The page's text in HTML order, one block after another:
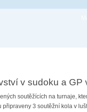
v sudoku a GP
soutěžících na turnaje,
připraveny 3 soutěžní kola v